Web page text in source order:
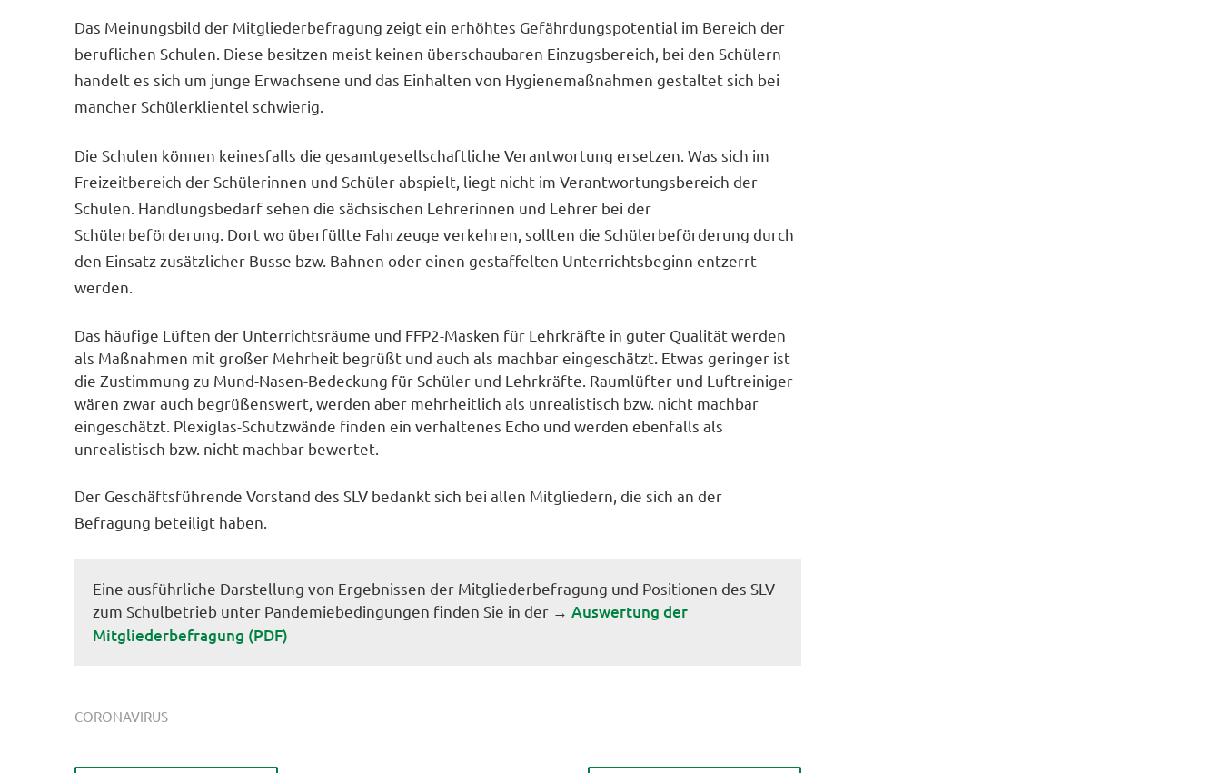
Das Meinungsbild der Mitgliederbefragung zeigt ein erhöhtes Gefährdungspotential im Bereich der
beruflichen Schulen. Diese besitzen meist keinen überschaubaren Einzugsbereich, bei den Schülern
handelt es sich um junge Erwachsene und das Einhalten von Hygienemaßnahmen gestaltet sich bei
mancher Schülerklientel schwierig.
Die Schulen können keinesfalls die gesamtgesellschaftliche Verantwortung ersetzen. Was sich im
Freizeitbereich der Schülerinnen und Schüler abspielt, liegt nicht im Verantwortungsbereich der
Schulen. Handlungsbedarf sehen die sächsischen Lehrerinnen und Lehrer bei der
Schülerbeförderung. Dort wo überfüllte Fahrzeuge verkehren, sollten die Schülerbeförderung durch
den Einsatz zusätzlicher Busse bzw. Bahnen oder einen gestaffelten Unterrichtsbeginn entzerrt
werden.
Das häufige Lüften der Unterrichtsräume und FFP2-Masken für Lehrkräfte in guter Qualität werden
als Maßnahmen mit großer Mehrheit begrüßt und auch als machbar eingeschätzt. Etwas geringer ist
die Zustimmung zu Mund-Nasen-Bedeckung für Schüler und Lehrkräfte. Raumlüfter und Luftreiniger
wären zwar auch begrüßenswert, werden aber mehrheitlich als unrealistisch bzw. nicht machbar
eingeschätzt. Plexiglas-Schutzwände finden ein verhaltenes Echo und werden ebenfalls als
unrealistisch bzw. nicht machbar bewertet.
Der Geschäftsführende Vorstand des SLV bedankt sich bei allen Mitgliedern, die sich an der
Befragung beteiligt haben.
Eine ausführliche Darstellung von Ergebnissen der Mitgliederbefragung und Positionen des SLV
zum Schulbetrieb unter Pandemiebedingungen finden Sie in der → Auswertung der
Mitgliederbefragung (PDF)
CORONAVIRUS